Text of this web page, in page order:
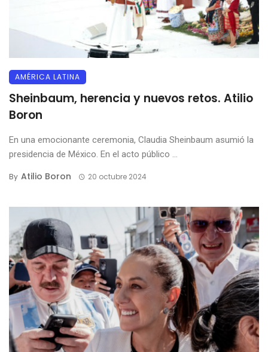
AMÉRICA LATINA
Sheinbaum, herencia y nuevos retos. Atilio
Boron
En una emocionante ceremonia, Claudia Sheinbaum asumió la
presidencia de México. En el acto público ...
By Atilio Boron 20 octubre 2024